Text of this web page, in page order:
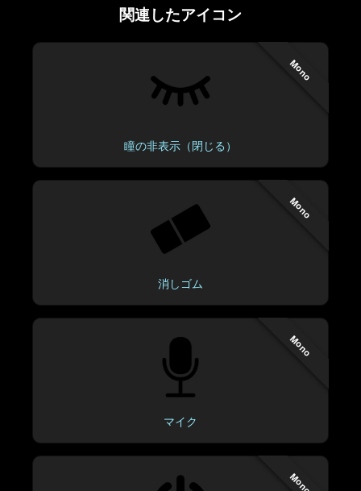
関連したアイコン
Mono
瞳の非表示（閉じる）
Mono
消しゴム
Mono
マイク
Mono